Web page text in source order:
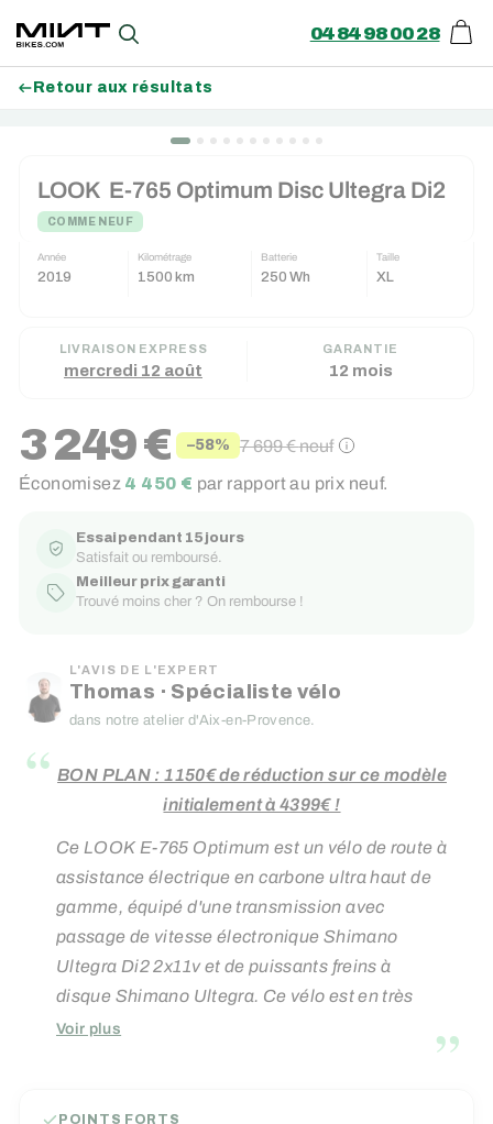
contenu
Recherche 04 84 98 00 28
Retour aux résultats
LOOK E-765 Optimum Disc Ultegra Di2
COMME NEUF
Année
2019
Kilométrage
1500 km
Batterie
250 Wh
Taille
XL
LIVRAISON EXPRESS
mercredi 12 août
GARANTIE
12 mois
Prix
réduit
3 249 € −58%
Prix
régulier
7 699 €neuf
Économisez 4 450 € par rapport au prix neuf.
Essai pendant 15 jours
Satisfait ou remboursé.
Meilleur prix garanti
Trouvé moins cher ? On rembourse !
L'AVIS DE L'EXPERT
Thomas · Spécialiste vélo
dans notre atelier d'Aix-en-Provence.
“ BON PLAN : 1150€ de réduction sur ce modèle
initialement à 4399€ !
Ce LOOK E-765 Optimum est un vélo de route à
assistance électrique en carbone ultra haut de
gamme, équipé d'une transmission avec
passage de vitesse électronique Shimano
Ultegra Di2 2x11v et de puissants freins à
disque Shimano Ultegra. Ce vélo est en très
bon état esthétique puisqu'il n'a que très peu
250Wh discrets vous assureront une autonomie
Voir plus ”
POINTS FORTS